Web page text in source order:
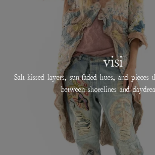
visi
Salt-kissed layers, sun-faded hues, and
between shorelines and